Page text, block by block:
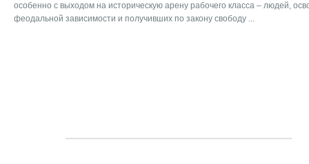
особенно с выходом на историческую арену рабочего класса – людей,
феодальной зависимости и получивших по закону свободу ...